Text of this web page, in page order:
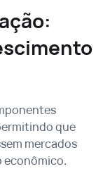
que
mercados
econômico.